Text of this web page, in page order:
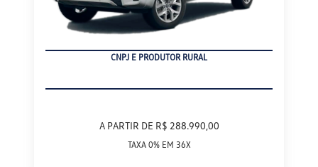
CNPJ E PRODUTOR RURAL
A PARTIR DE R$ 288.990,00
TAXA 0% EM 36X